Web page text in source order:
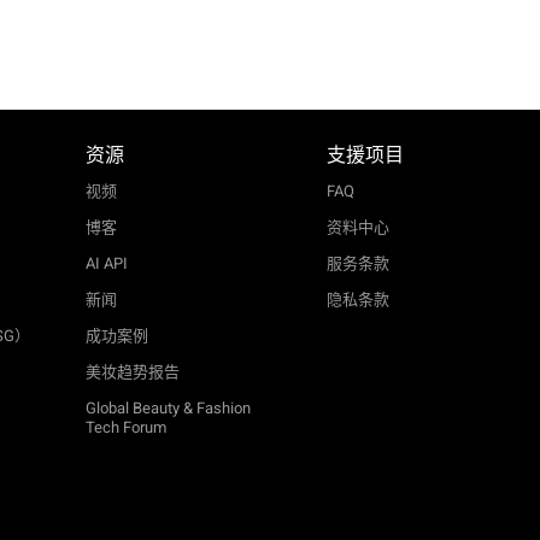
）
资源
视频
博客
AI API
新闻
成功案例
美妆趋势报告
Global Beauty & Fashion
Tech Forum
支援项目
FAQ
资料中心
服务条款
隐私条款